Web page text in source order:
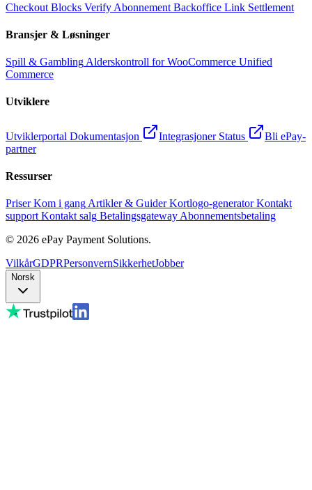
Checkout Blocks Verify Abonnement Backoffice Link Settlement
Bransjer & Løsninger
Spill & Gambling Alderskontroll for WooCommerce Unified
Commerce
Utviklere
Utviklerportal Dokumentasjon Integrasjoner Status
Bli ePay-
partner
Ressurser
Priser Kom i gang Artikler & Guider Kortlogo-generator Kontakt
support Kontakt salg Betalingsgateway Abonnementsbetaling
© 2026 ePay Payment Solutions.
VilkårGDPRPersonvernSikkerhetJobber
Norsk